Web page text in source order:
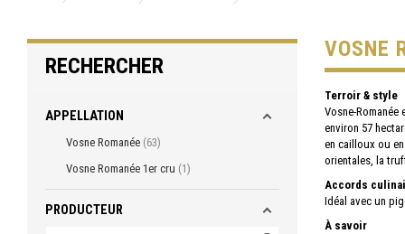
RECHERCHER
APPELLATION
Vosne Romanée 63
Vosne Romanée 1er cru 1
PRODUCTEUR
VOSNE
Terroir & style
Vosne-
environ 57
en cailloux ou
orientales, la
Accords
Idéal avec un
À savoir